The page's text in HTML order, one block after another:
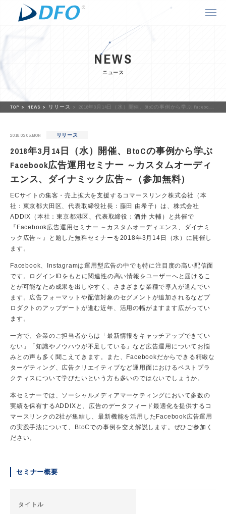
NEWS
ニュース
TOP NEWS リリース 2018年3月14日（水）開催、BtoCの事例から学ぶ Facebook広告運用セミナー ～カスタムオーディエンス、ダイナミック広告～（参加無料）
2018.02.05.MON リリース
2018年3月14日（水）開催、BtoCの事例から学ぶ
Facebook広告運用セミナー ～カスタムオーディ
エンス、ダイナミック広告～（参加無料）
ECサイトの集客・売上拡大を支援するコマースリンク株式会社（本
社：東京都大田区、代表取締役社長：藤田 由希子）は、株式会社
ADDIX（本社：東京都港区、代表取締役：酒井 大輔）と共催で
『Facebook広告運用セミナー ～カスタムオーディエンス、ダイナミ
ック広告～』と題した無料セミナーを2018年3月14日（水）に開催し
ます。
Facebook、Instagramは運用型広告の中でも特に注目度の高い配信面
です。ログインIDをもとに関連性の高い情報をユーザーへと届けるこ
とが可能なため成果を出しやすく、さまざまな業種で導入が進んでい
ます。広告フォーマットや配信対象のセグメントが追加されるなどプ
ロダクトのアップデートが進む近年、活用の幅がますます広がってい
ます。
一方で、企業のご担当者からは「最新情報をキャッチアップできてい
ない」「知識やノウハウが不足している」など広告運用についてお悩
みとの声も多く聞こえてきます。また、Facebookだからできる精緻な
ターゲティング、広告クリエイティブなど運用面におけるベストプラ
クティスについて学びたいという方も多いのではないでしょうか。
本セミナーでは、ソーシャルメディアマーケティングにおいて多数の
実績を保有するADDIXと、広告のデータフィード最適化を提供するコ
マースリンクの2社が集結し、最新機能を活用したFacebook広告運用
の実践手法について、BtoCでの事例を交え解説します。ぜひご参加く
ださい。
セミナー概要
タイトル